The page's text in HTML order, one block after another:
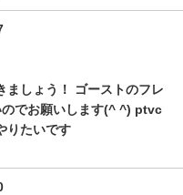
ましょう！ ゴーストのフレ
のでお願いします(^ ^) ptvc
りたいです